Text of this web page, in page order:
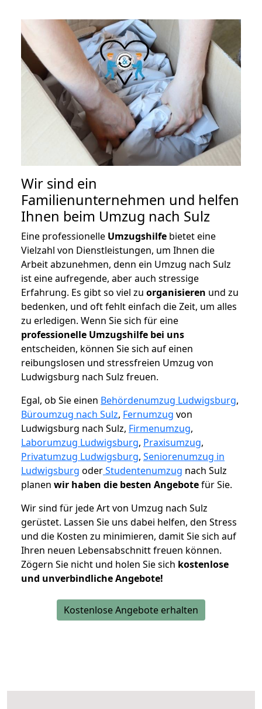
Wir sind ein
Familienunternehmen und helfen
Ihnen beim Umzug nach Sulz
Eine professionelle Umzugshilfe bietet eine
Vielzahl von Dienstleistungen, um Ihnen die
Arbeit abzunehmen, denn ein Umzug nach Sulz
ist eine aufregende, aber auch stressige
Erfahrung. Es gibt so viel zu organisieren und zu
bedenken, und oft fehlt einfach die Zeit, um alles
zu erledigen. Wenn Sie sich für eine
professionelle Umzugshilfe bei uns
entscheiden, können Sie sich auf einen
reibungslosen und stressfreien Umzug von
Ludwigsburg nach Sulz freuen.
Egal, ob Sie einen Behördenumzug Ludwigsburg,
Büroumzug nach Sulz, Fernumzug von
Ludwigsburg nach Sulz, Firmenumzug,
Laborumzug Ludwigsburg, Praxisumzug,
Privatumzug Ludwigsburg, Seniorenumzug in
Ludwigsburg oderStudentenumzug nach Sulz
planen wir haben die besten Angebotefür Sie.
Wir sind für jede Art von Umzug nach Sulz
gerüstet. Lassen Sie uns dabei helfen, den Stress
und die Kosten zu minimieren, damit Sie sich auf
Ihren neuen Lebensabschnitt freuen können.
Zögern Sie nicht und holen Sie sich kostenlose
und unverbindliche Angebote!
Kostenlose Angebote erhalten